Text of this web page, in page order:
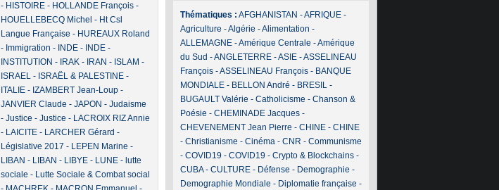
- HISTOIRE- HOLLANDE François-
HOUELLEBECQ Michel - Ht Csl
Langue Française - HUREAUX Roland
- Immigration - INDE- INDE-
INSTITUTION - IRAK- IRAN - ISLAM -
ISRAEL- ISRAËL & PALESTINE-
ITALIE- IZAMBERT Jean-Loup-
JANVIER Claude - JAPON - Judaisme
- Justice - Justice - LACROIX RIZ Annie
- LAICITE- LARCHER Gérard -
Législative 2017 - LEPEN Marine -
LIBAN - LIBAN - LIBYE- LUNE- lutte
sociale - Lutte Sociale & Combat social
Thématiques : AFGHANISTAN -AFRIQUE-
Agriculture -Algérie -Alimentation -
ALLEMAGNE-Amérique Centrale -Amérique
du Sud -ANGLETERRE-ASIE-ASSELINEAU
François-ASSELINEAU François- BANQUE
MONDIALE- BELLON André - BRESIL-
BUGAULT Valérie - Catholicisme - Chanson &
Poésie - CHEMINADE Jacques-
CHEVENEMENT Jean Pierre - CHINE- CHINE
- Christianisme - Cinéma- CNR - Communisme
- COVID19 - COVID19 - Crypto & Blockchains-
CUBA- CULTURE- Défense - Demographie -
Demographie Mondiale - Diplomatie française -